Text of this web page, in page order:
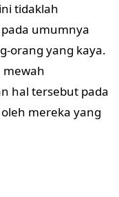
tidaklah
umumnya
orang yang kaya.
hal tersebut pada
mereka yang